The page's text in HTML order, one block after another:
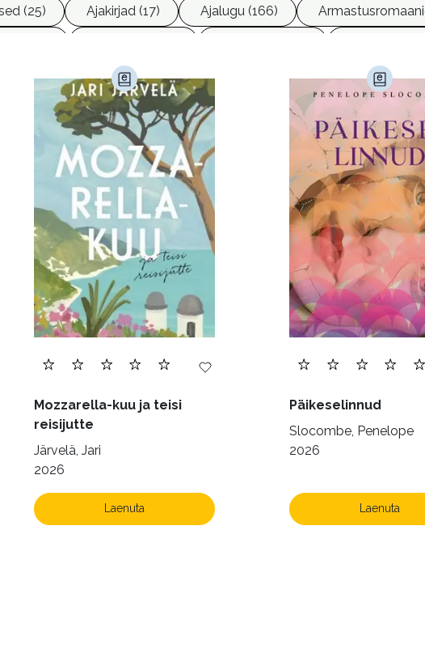
(25) Ajakirjad (17) Ajalugu (166)
Juhtimine (23) Krimi ja põnevik
noortekirjandus (582) Loodus (53) Loodusteadus (32)
Perioodika (15) Psühholoogia (187) Rahandus
Tehnika (6) Telekommunikatsioon (9) Tervis (147)
Õigus (22) Õppekirjandus (48) Ühiskond
Mozzarella-kuu ja teisi
reisijutte
Järvelä, Jari
2026
Laenuta
Päikeselinnud
Slocombe, Penelope
2026
Laenuta